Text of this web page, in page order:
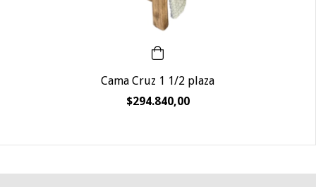
Cama Cruz 1 1/2 plaza
$294.840,00